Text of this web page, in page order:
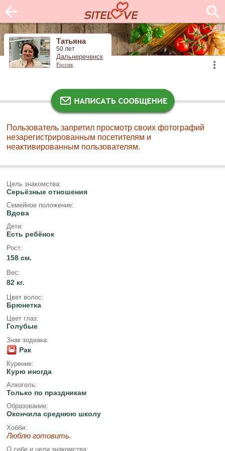
Татьяна
50 лет
Дальнереченск
Россия
Пользователь запретил просмотр своих фотографий
незарегистрированным посетителям и
неактивированным пользователям.
Цель знакомства:
Серьёзные отношения
Семейное положение:
Вдова
Дети:
Есть ребёнок
Рост:
158 см.
Вес:
82 кг.
Цвет волос:
Брюнетка
Цвет глаз:
Голубые
Знак зодиака:
Рак
Курение:
Курю иногда
Алкоголь:
Только по праздникам
Образование:
Окончила среднюю школу
Хобби:
Люблю готовить.
О себе и цели знакомства: